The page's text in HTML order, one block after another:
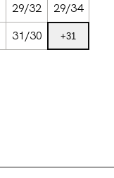
29/32
29/34
31/30 +31